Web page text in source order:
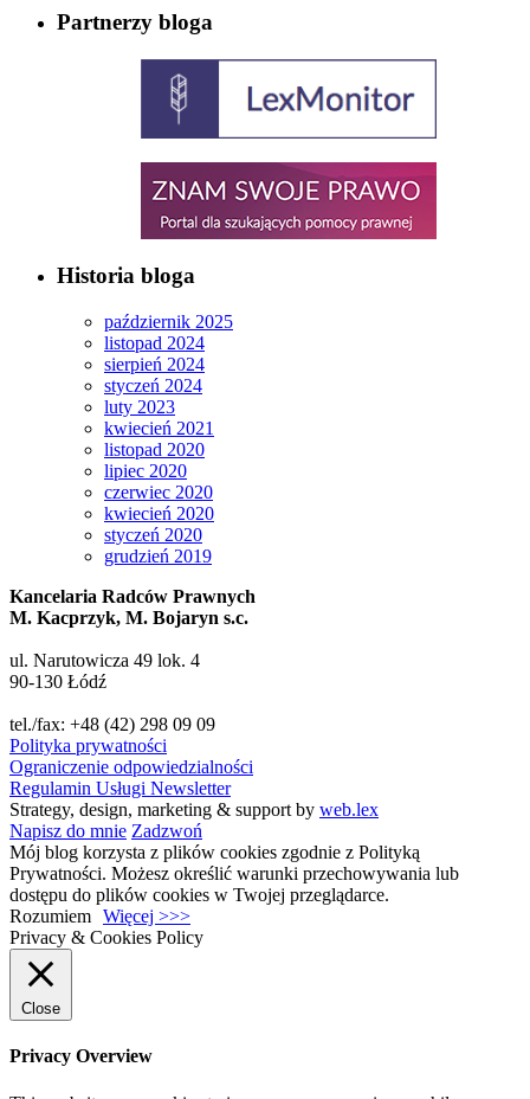
Partnerzy bloga
Historia bloga
październik 2025
listopad 2024
sierpień 2024
styczeń 2024
luty 2023
kwiecień 2021
listopad 2020
lipiec 2020
czerwiec 2020
kwiecień 2020
styczeń 2020
grudzień 2019
Kancelaria Radców Prawnych
M. Kacprzyk, M. Bojaryn s.c.
ul. Narutowicza 49 lok. 4
90-130 Łódź
tel./fax: +48 (42) 298 09 09
Polityka prywatności
Ograniczenie odpowiedzialności
Regulamin Usługi Newsletter
Strategy, design, marketing & support by web.lex
Napisz do mnie Zadzwoń
Mój blog korzysta z plików cookies zgodnie z Polityką
Prywatności. Możesz określić warunki przechowywania lub
dostępu do plików cookies w Twojej przeglądarce.
Rozumiem Więcej >>>
Privacy & Cookies Policy
Close
Privacy Overview